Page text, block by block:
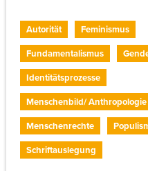
Autorität
Feminismus
Fundamentalismus
Identitätsprozesse
Menschenbild/ Anthropologie
Menschenrechte
Schriftauslegung